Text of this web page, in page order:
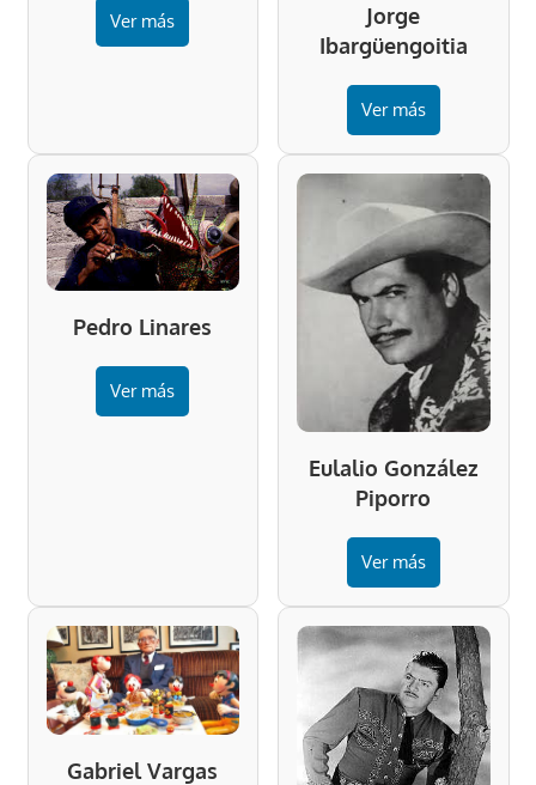
Ver más
Jorge
Ibargüengoitia
Ver más
Pedro Linares
Ver más
Eulalio González
Piporro
Ver más
Gabriel Vargas